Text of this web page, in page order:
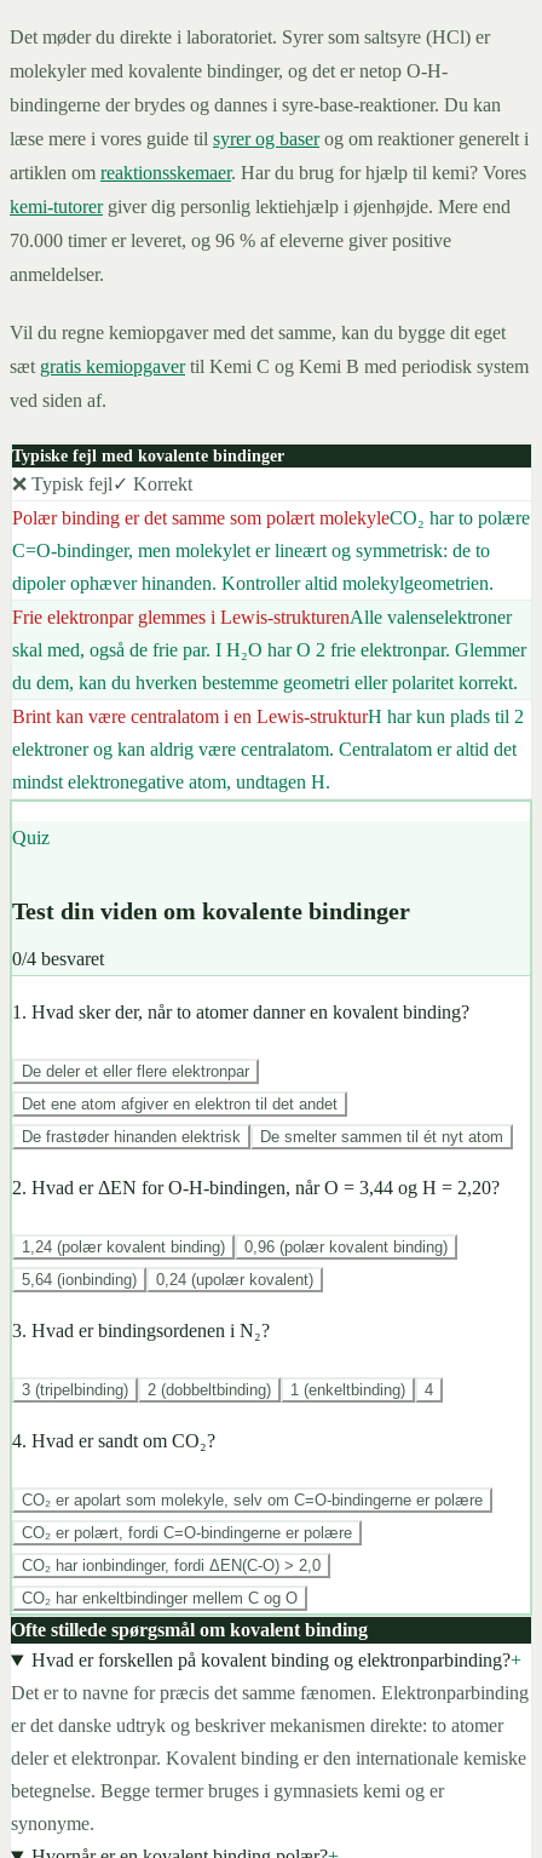
Det møder du direkte i laboratoriet. Syrer som saltsyre (HCl) er
molekyler med kovalente bindinger, og det er netop O-H-
bindingerne der brydes og dannes i syre-base-reaktioner. Du kan
læse mere i vores guide til syrer og baserog om reaktioner generelt i
artiklen om reaktionsskemaer. Har du brug for hjælp til kemi? Vores
kemi-tutorergiver dig personlig lektiehjælp i øjenhøjde. Mere end
70.000 timer er leveret, og 96 % af eleverne giver positive
anmeldelser.
Vil du regne kemiopgaver med det samme, kan du bygge dit eget
sæt gratis kemiopgavertil Kemi C og Kemi B med periodisk system
ved siden af.
Typiske fejl med kovalente bindinger
❌ Typisk fejl✓ Korrekt
Polær binding er det samme som polært molekyleCO₂ har to polære
C=O-bindinger, men molekylet er lineært og symmetrisk: de to
dipoler ophæver hinanden. Kontroller altid molekylgeometrien.
Frie elektronpar glemmes i Lewis-strukturenAlle valenselektroner
skal med, også de frie par. I H₂O har O 2 frie elektronpar. Glemmer
du dem, kan du hverken bestemme geometri eller polaritet korrekt.
Brint kan være centralatom i en Lewis-strukturH har kun plads til 2
elektroner og kan aldrig være centralatom. Centralatom er altid det
mindst elektronegative atom, undtagen H.
Quiz
Test din viden om kovalente bindinger
0/4 besvaret
1 . Hvad sker der, når to atomer danner en kovalent binding?
De deler et eller flere elektronpar
Det ene atom afgiver en elektron til det andet
De frastøder hinanden elektrisk
De smelter sammen til ét nyt atom
2. Hvad er ΔEN for O-H-bindingen, når O = 3,44 og H = 2,20?
1,24 (polær kovalent binding)
0,96 (polær kovalent binding)
5,64 (ionbinding)
0,24 (upolær kovalent)
3. Hvad er bindingsordenen i N₂?
3 (tripelbinding) 2 (dobbeltbinding) 1 (enkeltbinding) 4
4. Hvad er sandt om CO₂?
CO₂ er apolart som molekyle, selv om C=O-bindingerne er polære
CO₂ er polært, fordi C=O-bindingerne er polære
CO₂ har ionbindinger, fordi ΔEN(C-O) > 2,0
CO₂ har enkeltbindinger mellem C og O
Ofte stillede spørgsmål om kovalent binding
Hvad er forskellen på kovalent binding og elektronparbinding?+
Det er to navne for præcis det samme fænomen. Elektronparbinding
er det danske udtryk og beskriver mekanismen direkte: to atomer
deler et elektronpar. Kovalent binding er den internationale kemiske
betegnelse. Begge termer bruges i gymnasiets kemi og er
synonyme.